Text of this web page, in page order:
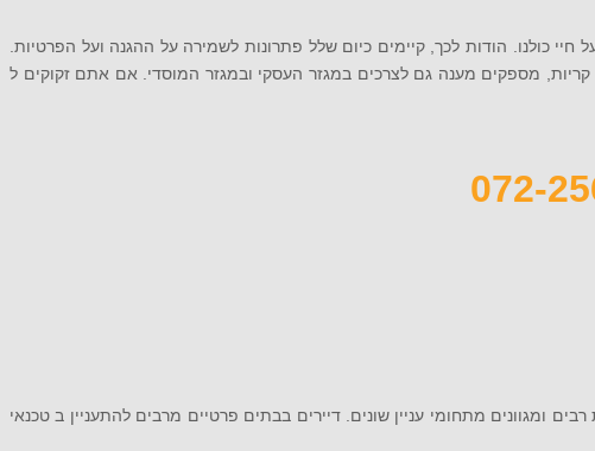
כולנו. הודות לכך, קיימים כיום שלל פתרונות לשמירה על ההגנה ועל הפרטיות.
קריות, מספקים מענה גם לצרכים במגזר העסקי ובמגזר המוסדי. אם אתם זקוקים ל
ומגוונים מתחומי עניין שונים. דיירים בבתים פרטיים מרבים להתעניין ב טכנאי